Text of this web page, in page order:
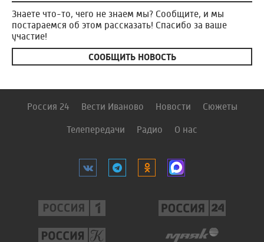
Знаете что-то, чего не знаем мы? Сообщите, и мы
постараемся об этом рассказать! Спасибо за ваше
участие!
СООБЩИТЬ НОВОСТЬ
Россия 24 Вести Иваново Новости Сюжеты
Телепередачи Радио О нас